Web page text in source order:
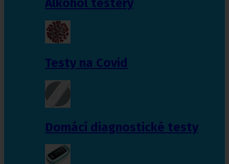
Alkohol testery
Testy na Covid
Domácí diagnostické testy